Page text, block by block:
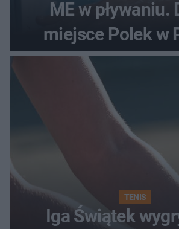
ME w pływaniu.
miejsce Polek w
TENIS
Iga Świątek